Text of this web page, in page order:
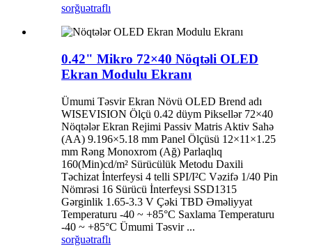
sorğuətraflı
0.42" Mikro 72×40 Nöqtəli OLED
Ekran Modulu Ekranı
Ümumi Təsvir Ekran Növü OLED Brend adı
WISEVISION Ölçü 0.42 düym Piksellər 72×40
Nöqtələr Ekran Rejimi Passiv Matris Aktiv Sahə
(AA) 9.196×5.18 mm Panel Ölçüsü 12×11×1.25
mm Rəng Monoxrom (Ağ) Parlaqlıq
160(Min)cd/m² Sürücülük Metodu Daxili
Təchizat İnterfeysi 4 telli SPI/I²C Vəzifə 1/40 Pin
Nömrəsi 16 Sürücü İnterfeysi SSD1315
Gərginlik 1.65-3.3 V Çəki TBD Əməliyyat
Temperaturu -40 ~ +85°C Saxlama Temperaturu
-40 ~ +85°C Ümumi Təsvir ...
sorğuətraflı